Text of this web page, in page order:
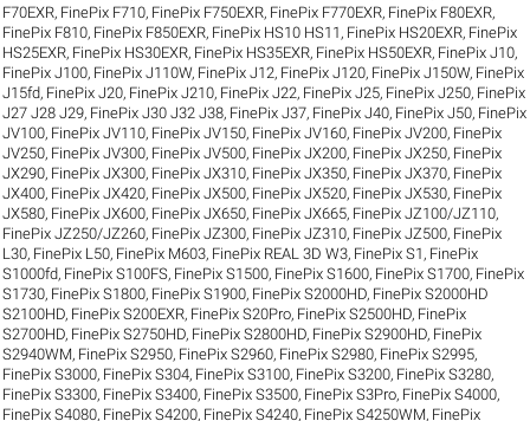
F70EXR, FinePix F710, FinePix F750EXR, FinePix F770EXR, FinePix F80EXR,
FinePix F810, FinePix F850EXR, FinePix HS10 HS11 , FinePix HS20EXR, FinePix
HS25EXR, FinePix HS30EXR, FinePix HS35EXR, FinePix HS50EXR, FinePix J10,
FinePix J100, FinePix J110W, FinePix J12, FinePix J120, FinePix J150W, FinePix
J15fd, FinePix J20, FinePix J210, FinePix J22, FinePix J25, FinePix J250, FinePix
J27 J28 J29, FinePix J30 J32 J38, FinePix J37, FinePix J40, FinePix J50, FinePix
JV100, FinePix JV110, FinePix JV150, FinePix JV160, FinePix JV200, FinePix
JV250, FinePix JV300, FinePix JV500, FinePix JX200, FinePix JX250, FinePix
JX290, FinePix JX300, FinePix JX310, FinePix JX350, FinePix JX370, FinePix
JX400, FinePix JX420, FinePix JX500, FinePix JX520, FinePix JX530, FinePix
JX580, FinePix JX600, FinePix JX650, FinePix JX665, FinePix JZ100/JZ110,
FinePix JZ250/JZ260, FinePix JZ300, FinePix JZ310, FinePix JZ500, FinePix
L30, FinePix L50, FinePix M603, FinePix REAL 3D W3, FinePix S1 , FinePix
S1000fd, FinePix S100FS, FinePix S1500, FinePix S1600, FinePix S1700, FinePix
S1730, FinePix S1800, FinePix S1900, FinePix S2000HD, FinePix S2000HD
S2100HD, FinePix S200EXR, FinePix S20Pro, FinePix S2500HD, FinePix
S2700HD, FinePix S2750HD, FinePix S2800HD, FinePix S2900HD, FinePix
S2940WM, FinePix S2950, FinePix S2960, FinePix S2980, FinePix S2995,
FinePix S3000, FinePix S304, FinePix S3100, FinePix S3200, FinePix S3280,
FinePix S3300, FinePix S3400, FinePix S3500, FinePix S3Pro, FinePix S4000,
FinePix S4080, FinePix S4200, FinePix S4240, FinePix S4250WM, FinePix